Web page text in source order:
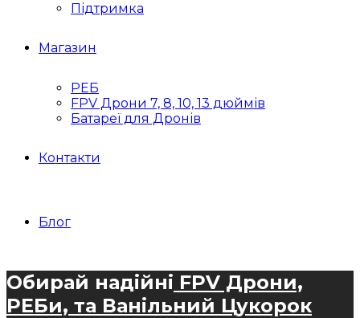
Підтримка
Магазин
РЕБ
FPV Дрони 7, 8, 10, 13 дюймів
Батареї для Дронів
Контакти
Блог
Обирай надійні FPV Дрони,
РЕБи, та Ванільний Цукорок